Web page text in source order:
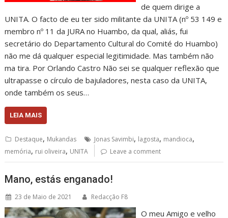
de quem dirige a
UNITA. O facto de eu ter sido militante da UNITA (nº 53 149 e
membro nº 11 da JURA no Huambo, da qual, aliás, fui
secretário do Departamento Cultural do Comité do Huambo)
não me dá qualquer especial legitimidade. Mas também não
ma tira. Por Orlando Castro Não sei se qualquer reflexão que
ultrapasse o círculo de bajuladores, nesta caso da UNITA,
onde também os seus…
LEIA MAIS
Destaque, Mukandas Jonas Savimbi, lagosta, mandioca,
memória, rui oliveira, UNITA Leave a comment
Mano, estás enganado!
23 de Maio de 2021 Redacção F8
O meu Amigo e velho